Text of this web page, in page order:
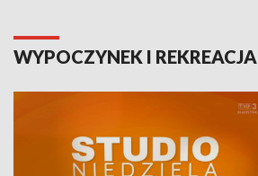
WYPOCZYNEK I REKREACJA